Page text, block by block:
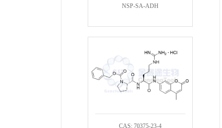
NSP-SA-ADH
CAS: 70375-23-4